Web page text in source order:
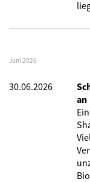
Juni 2026
30.06.2026
an